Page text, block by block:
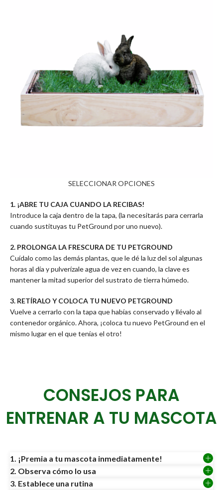
SELECCIONAR OPCIONES
1. ¡ABRE TU CAJA CUANDO LA RECIBAS!
Introduce la caja dentro de la tapa, (la necesitarás para cerrarla
cuando sustituyas tu PetGround por uno nuevo).
2. PROLONGA LA FRESCURA DE TU PETGROUND
Cuídalo como las demás plantas, que le dé la luz del sol algunas
horas al día y pulverízale agua de vez en cuando, la clave es
mantener la mitad superior del sustrato de tierra húmedo.
3. RETÍRALO Y COLOCA TU NUEVO PETGROUND
Vuelve a cerrarlo con la tapa que habías conservado y llévalo al
contenedor orgánico. Ahora, ¡coloca tu nuevo PetGround en el
mismo lugar en el que tenías el otro!
CONSEJOS PARA
ENTRENAR A TU MASCOTA
1. ¡Premia a tu mascota inmediatamente!
2. Observa cómo lo usa
3. Establece una rutina